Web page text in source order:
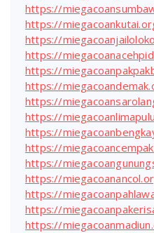
https://
https://
https://
https://
https://
https://
https://
https://
https://
https://
https://
https://
https://
https://
https://